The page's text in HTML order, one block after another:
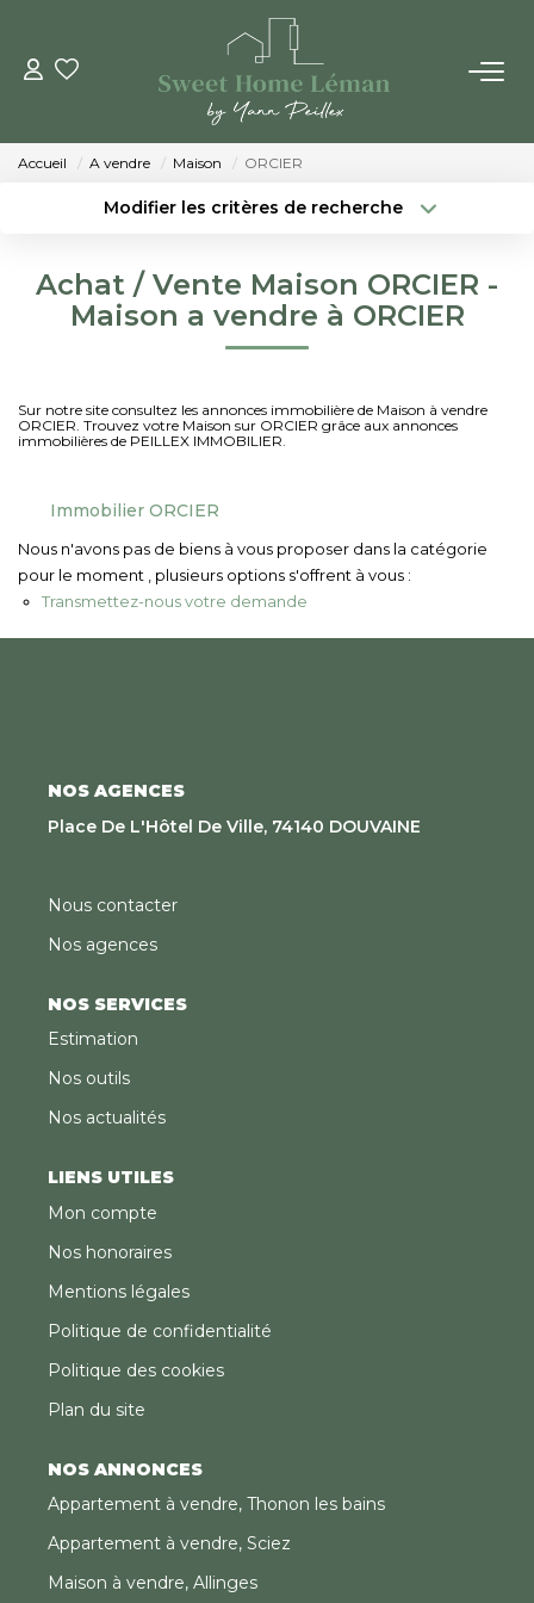
ACHETER
VENDRE
LES AGENCES
Notre Équipe
Nous Rejoindre
Accueil A vendre Maison ORCIER
Modifier les critères de recherche
Surface min Budget max
Achat / Vente Maison ORCIER -
Maison a vendre à ORCIER
Sur notre site consultez les annonces immobilière de Maison à vendre
ORCIER. Trouvez votre Maison sur ORCIER grâce aux annonces
immobilières de PEILLEX IMMOBILIER.
Immobilier ORCIER
Nous n'avons pas de biens à vous proposer dans la catégorie
pour le moment , plusieurs options s'offrent à vous :
Transmettez-nous votre demande
NOS AGENCES
Place De L'Hôtel De Ville, 74140 DOUVAINE
Nous contacter
Nos agences
NOS SERVICES
Estimation
Nos outils
Nos actualités
LIENS UTILES
Mon compte
Nos honoraires
Mentions légales
Politique de confidentialité
Politique des cookies
Plan du site
NOS ANNONCES
Appartement à vendre, Thonon les bains
Appartement à vendre, Sciez
Maison à vendre, Allinges